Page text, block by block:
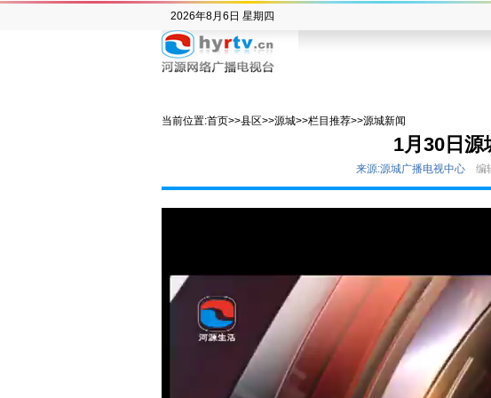
2026年8月6日 星期四
当前位置:首页>>县区>>源城>>栏目推荐>>源城新闻
1月30日源
来源:源城广播电视中心 编